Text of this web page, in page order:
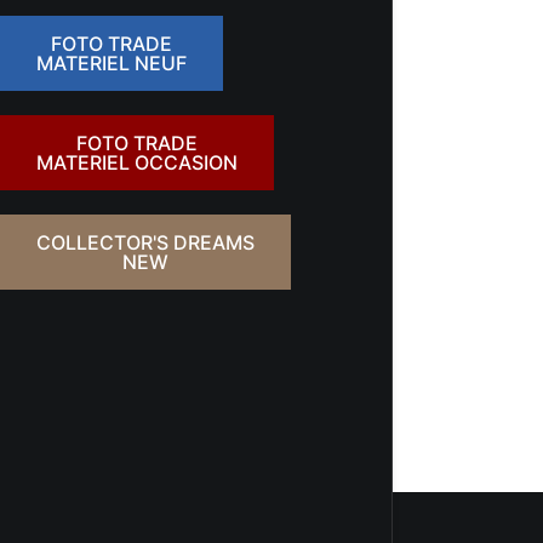
FOTO TRADE
MATERIEL NEUF
FOTO TRADE
MATERIEL OCCASION
COLLECTOR'S DREAMS
NEW